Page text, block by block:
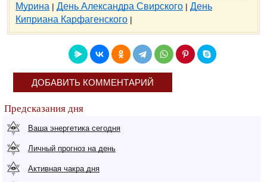
Мурина | День Александра Свирского | День
Киприана Карфагенского |
ДОБАВИТЬ КОММЕНТАРИЙ
Предсказания дня
Ваша энергетика сегодня
Личный прогноз на день
Активная чакра дня